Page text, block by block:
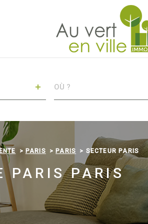
CRITÈRES
Piscine
Parking
Terrasse
PARIS PARIS SECTEUR PARIS
PARIS PARIS